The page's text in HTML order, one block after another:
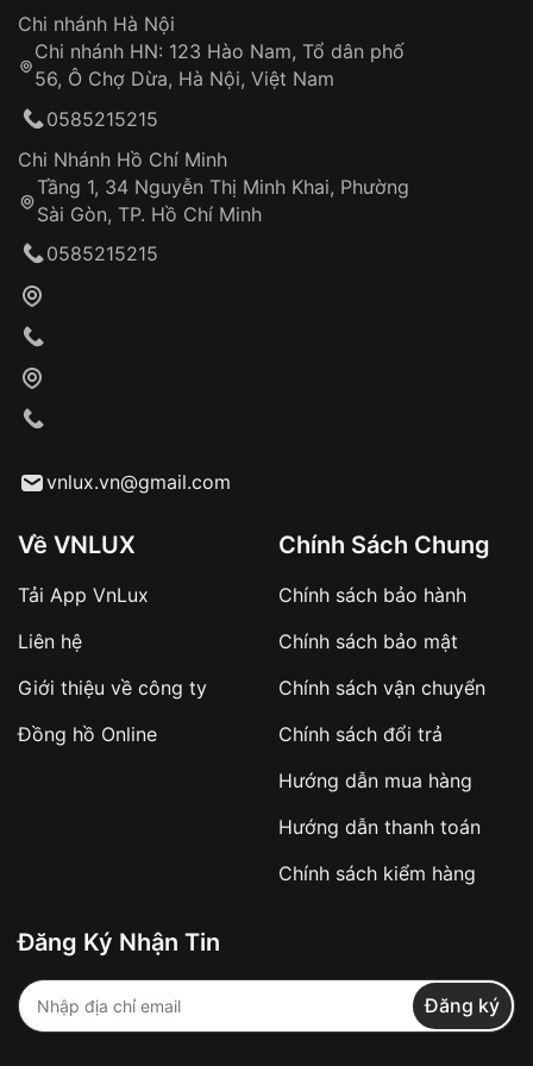
Hotline: 0585 215 215
Từ khóa SEO:
Khách hàng kiểm tra và thanh toán trực tiếp
Từ khóa SEO:
sản phẩm đặc biệt
hàng
Số tiền còn lại thanh toán khi nhận hàng hoặc
✔️ Đảm bảo xử lý đơn hàng nhanh chóng
✔️ Hạn chế tình trạng hủy đơn không mong
Từ khóa SEO:
Đảm bảo quyền lợi khách hàng
Đồng hành cùng khách hàng trong suốt quá
trình sử dụng
Chi nhánh Hà Nội
Chi nhánh HN: 123 Hào Nam, Tổ dân phố
56, Ô Chợ Dừa, Hà Nội, Việt Nam
0585215215
Chi Nhánh Hồ Chí Minh
Tầng 1, 34 Nguyễn Thị Minh Khai, Phường
Sài Gòn, TP. Hồ Chí Minh
0585215215
vnlux.vn@gmail.com
Về VNLUX
Tải App VnLux
Liên hệ
Giới thiệu về công ty
Đồng hồ Online
Chính Sách Chung
Chính sách bảo hành
Chính sách bảo mật
Chính sách vận chuyển
Chính sách đổi trả
Hướng dẫn mua hàng
Hướng dẫn thanh toán
Chính sách kiểm hàng
Đăng Ký Nhận Tin
Đăng ký